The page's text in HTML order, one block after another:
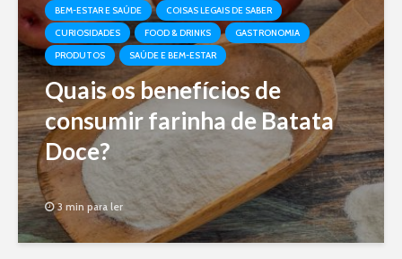
BEM-ESTAR E SAÚDE
COISAS LEGAIS DE SABER
CURIOSIDADES
FOOD & DRINKS
GASTRONOMIA
PRODUTOS
SAÚDE E BEM-ESTAR
Quais os benefícios de
consumir farinha de Batata
Doce?
3 min para ler